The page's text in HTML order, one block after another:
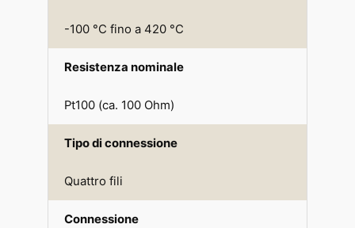
-100 °C fino a 420 °C
Resistenza nominale
Pt100 (ca. 100 Ohm)
Tipo di connessione
Quattro fili
Connessione